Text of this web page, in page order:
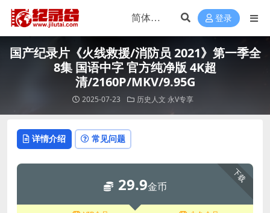
登录
国产纪录片《火线救援/消防员 2021》第一季全
8集 国语中字 官方纯净版 4K超
清/2160P/MKV/9.95G
2025-07-23 历史人文 永V专享
详情介绍 常见问题
下载
29.9金币